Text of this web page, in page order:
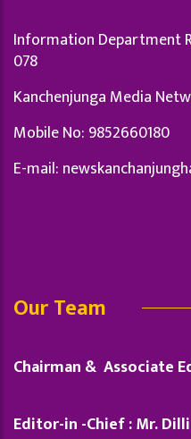
Information Department
078
Kanchenjunga Media
Mobile No: 9852660180
E-mail:
Our Team
Chairman & Associate
Editor-in -Chief : Mr.